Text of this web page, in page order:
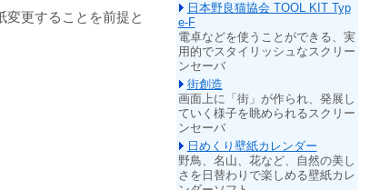
更することを前提と
日本野良猫協会 TOOL KIT Typ
e-F
電卓などを使うことができる、実
用的でスタイリッシュなスクリー
ンセーバ
街創造
画面上に「街」が作られ、発展し
ていく様子を眺められるスクリー
ンセーバ
日めくり壁紙カレンダー
野鳥、名山、花など、自然の美し
さを日替わりで楽しめる壁紙カレ